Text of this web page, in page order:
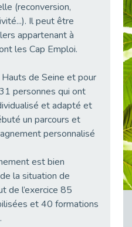
CAP EMPLOI 92 : L’inclusion portée à son sommet, bien au-delà des quotas
Le taux d’emploi direct dans la fonction publique dépasse 6 % en 2025
L'alternance : un tremplin vers l'emploi aussi pour les personnes en situation de handicap
L’Aménagement Raisonnable : Un Levier pour l’Équité
(reconversion,
Il peut être
appartenant à
les Cap Emploi.
de Seine et pour
personnes qui ont
et adapté et
un parcours et
personnalisé
est bien
la situation de
de l’exercice 85
et 40 formations